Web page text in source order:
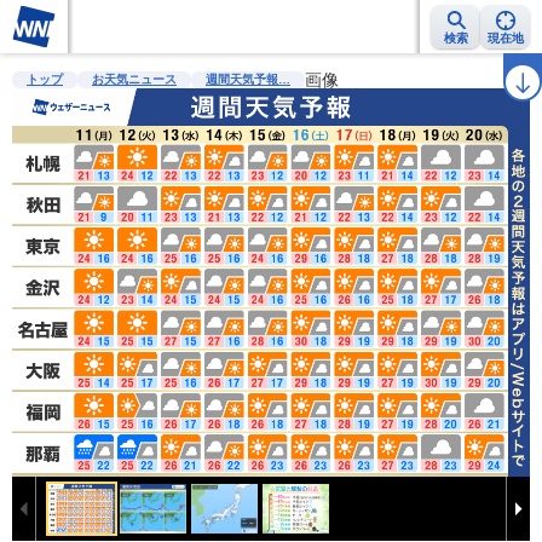
検索 現在地
雨雲レーダー 台風情報 地震情報 警報・注意報 ラ
トップ お天気ニュース 週間天気予報… 画像